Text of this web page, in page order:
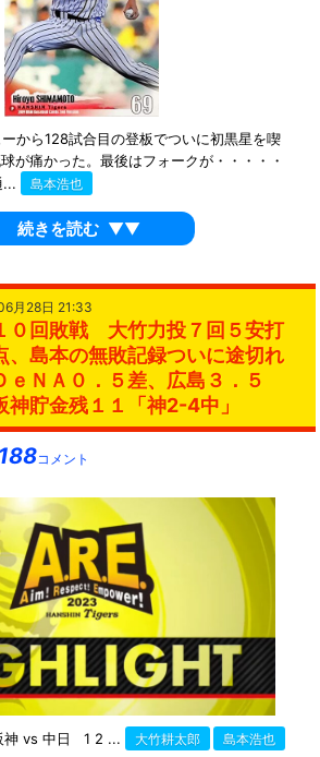
から128試合目の登板でついに初黒星を喫
が痛かった。最後はフォークが・・・・・
...
島本浩也
続きを読む ▼▼
月28日 21:33
０回敗戦 大竹力投７回５安打
、島本の無敗記録ついに途切れ
ＮＡ０．５差、広島３．５
貯金残１１「神2-4中」
188コメント
神 vs 中日 1 2 ... 大竹耕太郎 島本浩也